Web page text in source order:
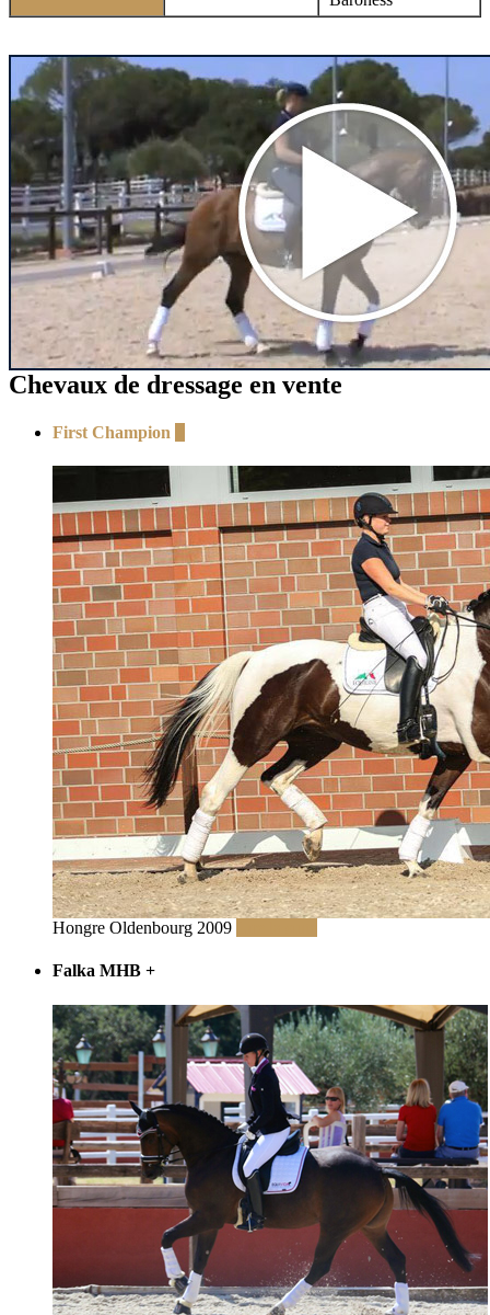
Chevaux de dressage en vente
First Champion
Hongre Oldenbourg 2009
Falka MHB +